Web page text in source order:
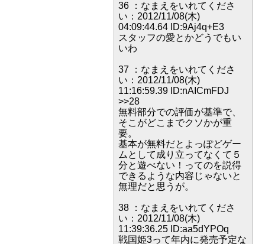
36 ：なまえをいれてくださ
い：2012/11/08(木)
04:09:44.64 ID:9Aj4q+E3
スタッフの愛とかどうでもい
いわ
37 ：なまえをいれてくださ
い：2012/11/08(木)
11:16:59.39 ID:nAICmFDJ
>>28
無料部分での評価が基準で、
そこがどこまでクソかが重
要。
基本が無料だとよっぽどゲー
ムとして成り立ってなくて５
分と遊べない！ってのを説得
できるような内容じゃないと
無理だと思うが。
38 ：なまえをいれてくださ
い：2012/11/08(木)
11:39:36.25 ID:aa5dYPOq
戦国姫3って年内に発売予定な